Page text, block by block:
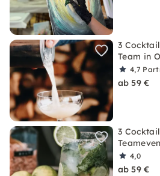
3
Team in
4,7
ab 59 €
3
4,0
ab 59 €